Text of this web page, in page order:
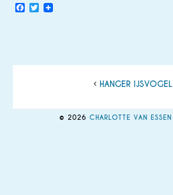
Facebook
Twitter
HANGER IJSVOGEL
© 2026 CHARLOTTE VAN ESSEN